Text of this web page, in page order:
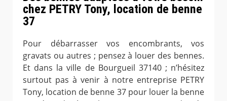
chez PETRY Tony, location de benne
37
Pour débarrasser vos encombrants, vos
gravats ou autres ; pensez à louer des bennes.
Et dans la ville de Bourgueil 37140 ; n’hésitez
surtout pas à venir à notre entreprise PETRY
Tony, location de benne 37 pour louer la benne